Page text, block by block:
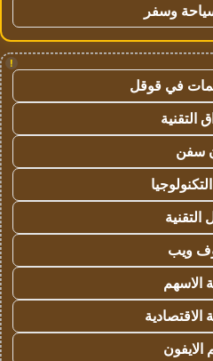
وسفر
!
في قوقل
التقنية
سفن
التقنية
ويب
الاسهم
الاقتصادية
الايفون